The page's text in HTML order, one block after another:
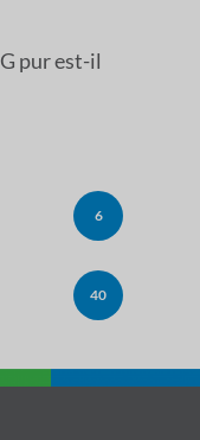
pur est-il
6
40